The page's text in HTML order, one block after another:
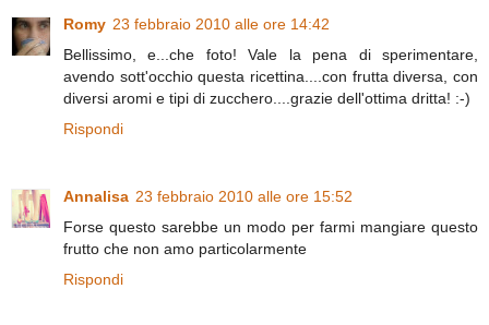
Romy 23 febbraio 2010 alle ore 14:42
Bellissimo, e...che foto! Vale la pena di sperimentare,
avendo sott'occhio questa ricettina....con frutta diversa, con
diversi aromi e tipi di zucchero....grazie dell'ottima dritta! :-)
Rispondi
Annalisa 23 febbraio 2010 alle ore 15:52
Forse questo sarebbe un modo per farmi mangiare questo
frutto che non amo particolarmente
Rispondi